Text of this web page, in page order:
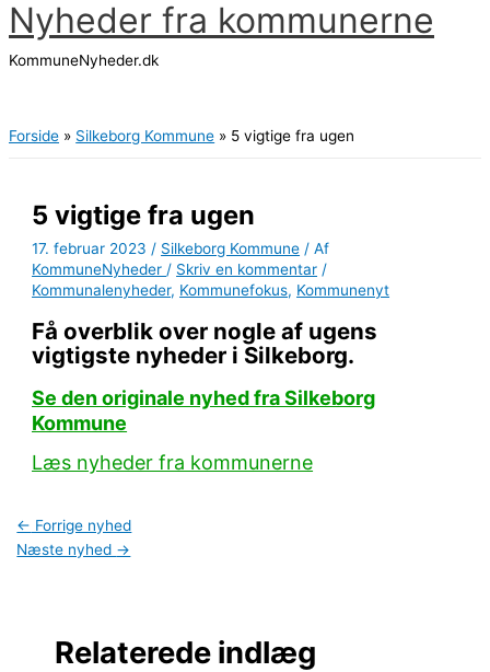
Gå
til
indholdet
Nyheder fra kommunerne
KommuneNyheder.dk
Forside
Silkeborg Kommune 5 vigtige fra ugen
5 vigtige fra ugen
17. februar 2023 / Silkeborg Kommune / Af
KommuneNyheder / Skriv en kommentar /
Kommunalenyheder, Kommunefokus, Kommunenyt
Få overblik over nogle af ugens
vigtigste nyheder i Silkeborg.
Se den originale nyhed fra Silkeborg
Kommune
Læs nyheder fra kommunerne
← Forrige nyhed
Næste nyhed →
Relaterede indlæg